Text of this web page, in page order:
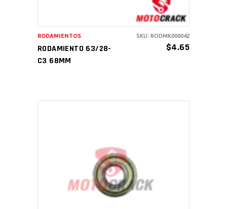
RODAMIENTO 63/28-
C3 68MM
$4.65
RODAMIENTOS SKU: RODMK000042
AÑADIR AL CARRITO